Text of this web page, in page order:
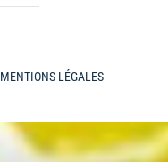
MENTIONS LÉGALES